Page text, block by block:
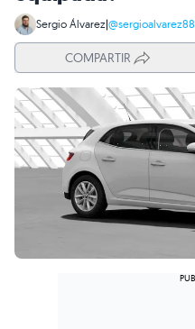
Sergio Álvarez|@sergioalvarez88
COMPARTIR